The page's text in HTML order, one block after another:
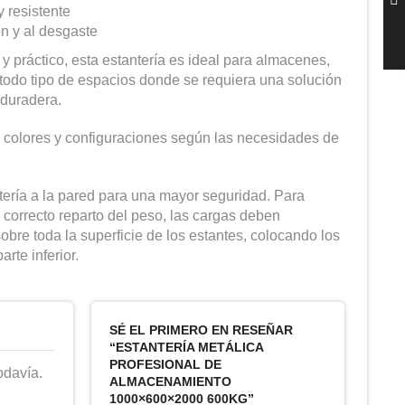
resistente
y al desgaste
práctico, esta estantería es ideal para almacenes,
tipo de espacios donde se requiera una solución
y configuraciones según las necesidades de
a la pared para una mayor seguridad. Para
reparto del peso, las cargas deben
toda la superficie de los estantes, colocando los
inferior.
SÉ EL PRIMERO EN RESEÑAR
“ESTANTERÍA METÁLICA
PROFESIONAL DE
ALMACENAMIENTO
1000×600×2000 600KG”